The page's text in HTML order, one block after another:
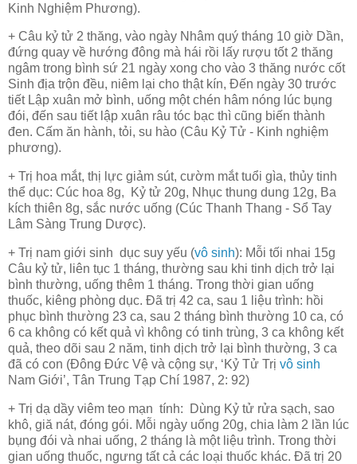
Kinh Nghiệm Phương).
+ Câu kỷ tử 2 thăng, vào ngày Nhâm quý tháng 10 giờ Dần,
đứng quay về hướng đông mà hái rồi lấy rượu tốt 2 thăng
ngâm trong bình sứ 21 ngày xong cho vào 3 thăng nước cốt
Sinh địa trộn đều, niêm lại cho thật kín, Đến ngày 30 trước
tiết Lập xuân mở bình, uống một chén hâm nóng lúc bụng
đói, đến sau tiết lập xuân râu tóc bạc thì cũng biến thành
đen. Cấm ăn hành, tỏi, su hào (Câu Kỷ Tử - Kinh nghiệm
phương).
+ Trị hoa mắt, thị lực giảm sút, cườm mắt tuổi gìa, thủy tinh
thể dục: Cúc hoa 8g, Kỷ tử 20g, Nhục thung dung 12g, Ba
kích thiên 8g, sắc nước uống (Cúc Thanh Thang - Sổ Tay
Lâm Sàng Trung Dược).
+ Trị nam giới sinh dục suy yếu (vô sinh): Mỗi tối nhai 15g
Câu kỷ tử, liên tục 1 tháng, thường sau khi tinh dịch trở lại
bình thường, uống thêm 1 tháng. Trong thời gian uống
thuốc, kiêng phòng dục. Đã trị 42 ca, sau 1 liệu trình: hồi
phục bình thường 23 ca, sau 2 tháng bình thường 10 ca, có
6 ca không có kết quả vì không có tinh trùng, 3 ca không kết
quả, theo dõi sau 2 năm, tinh dịch trở lại bình thường, 3 ca
đã có con (Đông Đức Vệ và cộng sự, ‘Kỷ Tử Trị vô sinh
Nam Giới’, Tân Trung Tạp Chí 1987, 2: 92)
+ Trị dạ dầy viêm teo mạn tính: Dùng Kỷ tử rửa sạch, sao
khô, giă nát, đóng gói. Mỗi ngày uống 20g, chia làm 2 lần lúc
bụng đói và nhai uống, 2 tháng là một liệu trình. Trong thời
gian uống thuốc, ngưng tất cả các loại thuốc khác. Đã trị 20